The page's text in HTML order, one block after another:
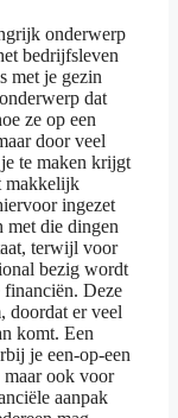
onderwerp
bedrijfsleven
met je gezin
dat
ze op een
door veel
te maken krijgt
makkelijk
ingezet
met die dingen
terwijl voor
bezig wordt
financiën. Deze
doordat er veel
komt. Een
je een-op-een
ook voor
aanpak